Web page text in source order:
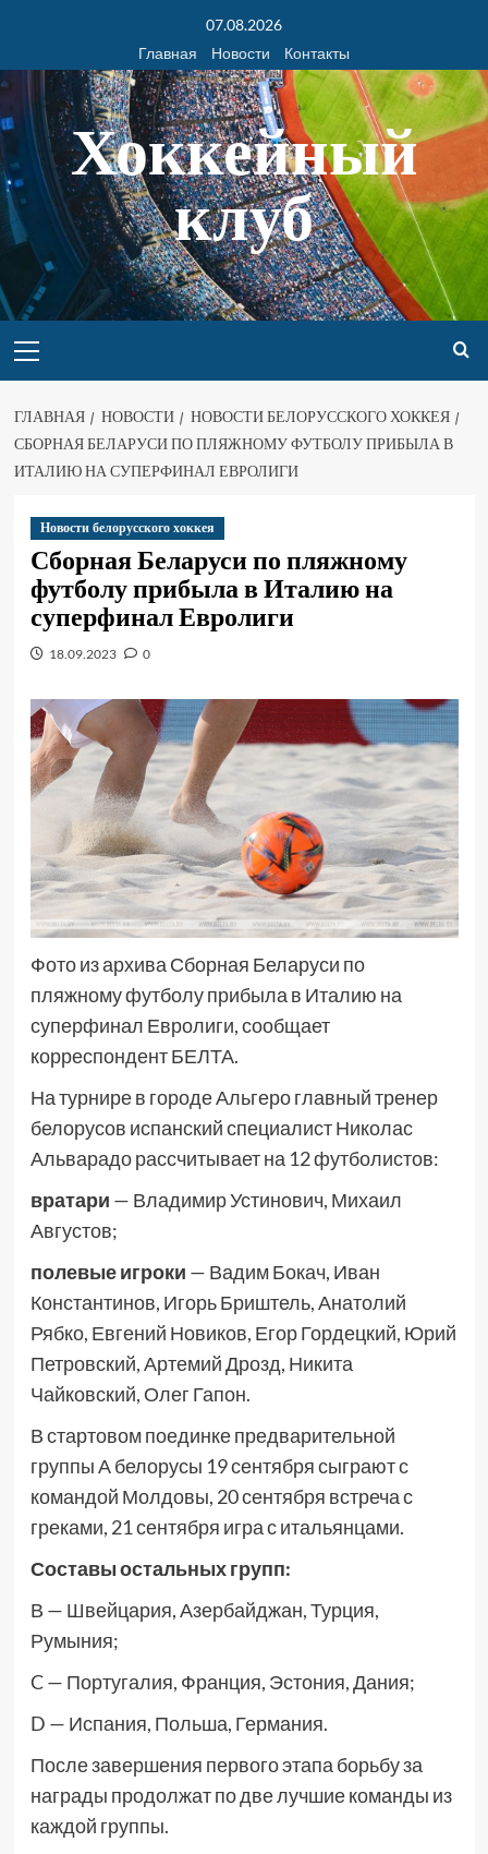
07.08.2026
Главная
Новости Контакты
Хоккейный
клуб
ГЛАВНАЯ НОВОСТИ
НОВОСТИ БЕЛОРУССКОГО ХОККЕЯ
СБОРНАЯ БЕЛАРУСИ ПО ПЛЯЖНОМУ ФУТБОЛУ ПРИБЫЛА В
ИТАЛИЮ НА СУПЕРФИНАЛ ЕВРОЛИГИ
Новости белорусского хоккея
Сборная Беларуси по пляжному
футболу прибыла в Италию на
суперфинал Евролиги
18.09.2023 0
Фото из архива Сборная Беларуси по
пляжному футболу прибыла в Италию на
суперфинал Евролиги, сообщает
корреспондент БЕЛТА.
На турнире в городе Альгеро главный тренер
белорусов испанский специалист Николас
Альварадо рассчитывает на 12 футболистов:
вратари — Владимир Устинович, Михаил
Августов;
полевые игроки — Вадим Бокач, Иван
Константинов, Игорь Бриштель, Анатолий
Рябко, Евгений Новиков, Егор Гордецкий, Юрий
Петровский, Артемий Дрозд, Никита
Чайковский, Олег Гапон.
В стартовом поединке предварительной
группы А белорусы 19 сентября сыграют с
командой Молдовы, 20 сентября встреча с
греками, 21 сентября игра с итальянцами.
Составы остальных групп:
В — Швейцария, Азербайджан, Турция,
Румыния;
C — Португалия, Франция, Эстония, Дания;
D — Испания, Польша, Германия.
После завершения первого этапа борьбу за
награды продолжат по две лучшие команды из
каждой группы.